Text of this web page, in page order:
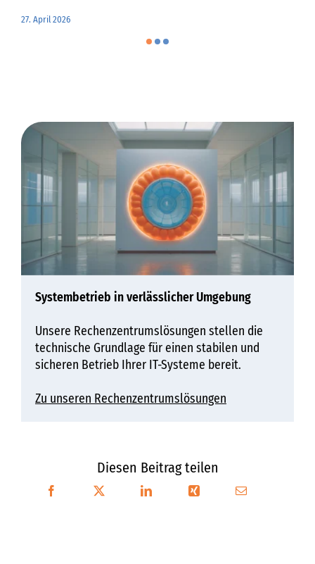
27. April 2026
Systembetrieb in verlässlicher Umgebung
Unsere Rechenzentrumslösungen stellen die
technische Grundlage für einen stabilen und
sicheren Betrieb Ihrer IT-Systeme bereit.
Zu unseren Rechenzentrumslösungen
Diesen Beitrag teilen